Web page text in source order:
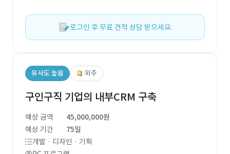
로그인 후 무료 견적 상담 받으세요.
유사도 높음 외주
구인구직 기업의 내부CRM 구축
예상 금액
45,000,000원
예상 기간
75일
개발 · 디자인 · 기획